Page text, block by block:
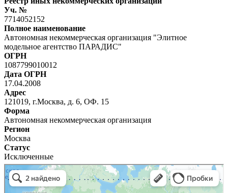
Уч. №
7714052152
Полное наименование
Автономная некоммерческая организация "Элитное
модельное агентство ПАРАДИС"
ОГРН
1087799010012
Дата ОГРН
17.04.2008
Адрес
121019, г.Москва, д. 6, ОФ. 15
Форма
Автономная некоммерческая организация
Регион
Москва
Статус
Исключенные